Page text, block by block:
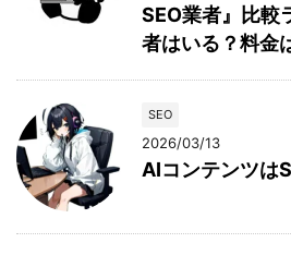
SEO業者』比較
者はいる？料金
SEO
2026/03/13
AIコンテンツは